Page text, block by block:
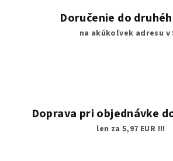
Doručenie do
na akúkoľvek adresu v
Doprava pri objednávke
len za 5,97 EUR !!!